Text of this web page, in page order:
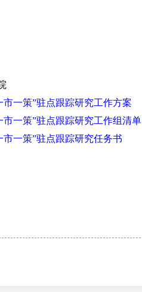
一策”驻点跟踪研究工作方案
一策”驻点跟踪研究工作组清单
一策”驻点跟踪研究任务书